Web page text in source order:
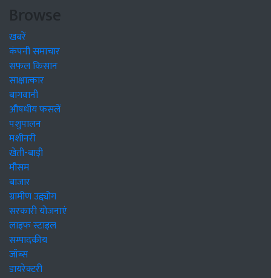
Browse
खबरें
कंपनी समाचार
सफल किसान
साक्षात्कार
बागवानी
औषधीय फसलें
पशुपालन
मशीनरी
खेती-बाड़ी
मौसम
बाजार
ग्रामीण उद्द्योग
सरकारी योजनाएं
लाइफ स्टाइल
सम्पादकीय
जॉब्स
डायरेक्टरी